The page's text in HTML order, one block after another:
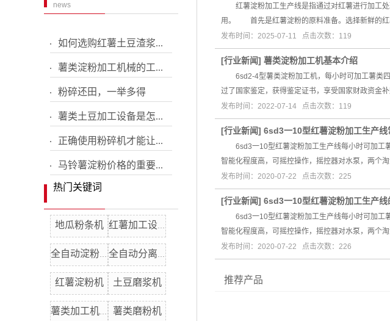
news
如何选购红薯土豆渣浆...
薯类淀粉加工机械的工...
粉碎还田，一举多得
薯类土豆加工设备是怎...
正确使用粉碎机才能让...
马铃薯淀粉价格的重要...
热门关键词
地瓜粉条机 红薯加工设备
全自动淀粉机 全自动分离机
红薯淀粉机 土豆磨浆机
薯类加工机器 薯类磨粉机
红薯淀粉加工生产线是指通过对红薯进行加工处
用。 首先是红薯淀粉的原料准备。选择新鲜的红
发布时间：2025-07-11 点击次数：119
[行业新闻] 薯类淀粉加工机基本介绍
6sd2-4型薯类淀粉加工机，每小时可加工薯类四
过了国家鉴定，获得鉴定证书，享受国家财政资金
发布时间：2022-07-14 点击次数：119
[行业新闻] 6sd3一10型红薯淀粉加工生产
6sd3一10型红薯淀粉加工生产线每小时可加工薯
智能化程度高，可摇控操作，摇控器对水泵，两个
发布时间：2020-07-22 点击次数：225
[行业新闻] 6sd3一10型红薯淀粉加工生产线
6sd3一10型红薯淀粉加工生产线每小时可加工薯
智能化程度高，可摇控操作，摇控器对水泵，两个
发布时间：2020-07-22 点击次数：226
推荐产品